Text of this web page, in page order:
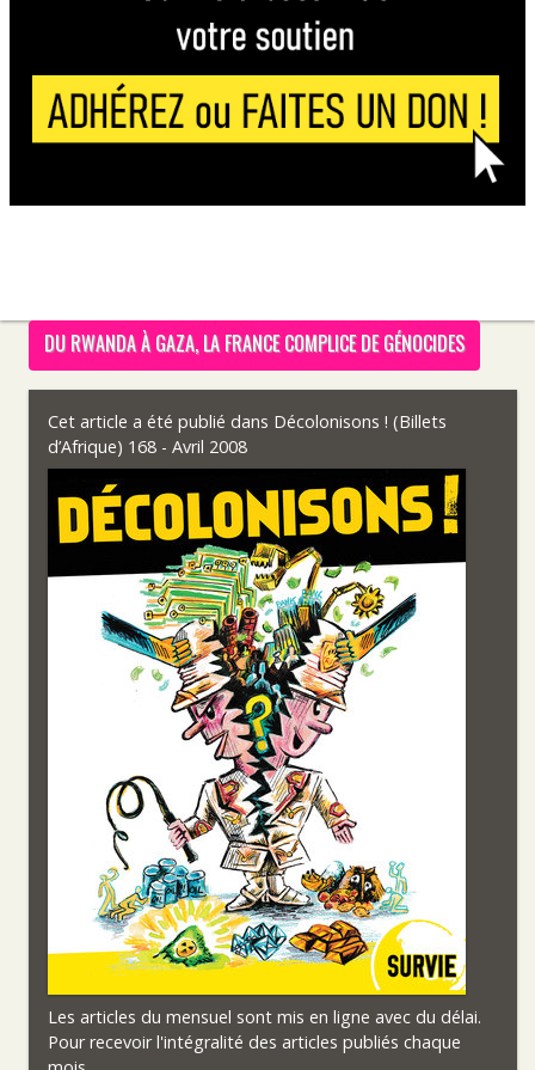
DU RWANDA À GAZA, LA FRANCE COMPLICE DE GÉNOCIDES
Cet article a été publié dans Décolonisons ! (Billets
d’Afrique) 168 - Avril 2008
Les articles du mensuel sont mis en ligne avec du délai.
Pour recevoir l'intégralité des articles publiés chaque